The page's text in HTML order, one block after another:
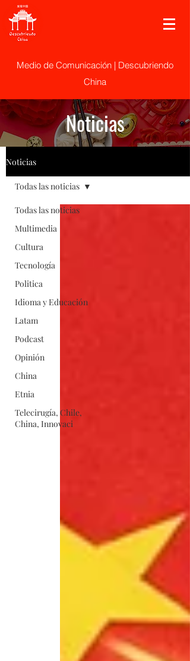
Medio de Comunicación | Descubriendo
China
Noticias
Noticias
Todas las noticias
Multimedia
Cultura
Tecnología
Politica
Idioma y Educación
Latam
Podcast
Opinión
China
Etnia
Telecirugía, Chile,
China, Innovaci
Todas las noticias